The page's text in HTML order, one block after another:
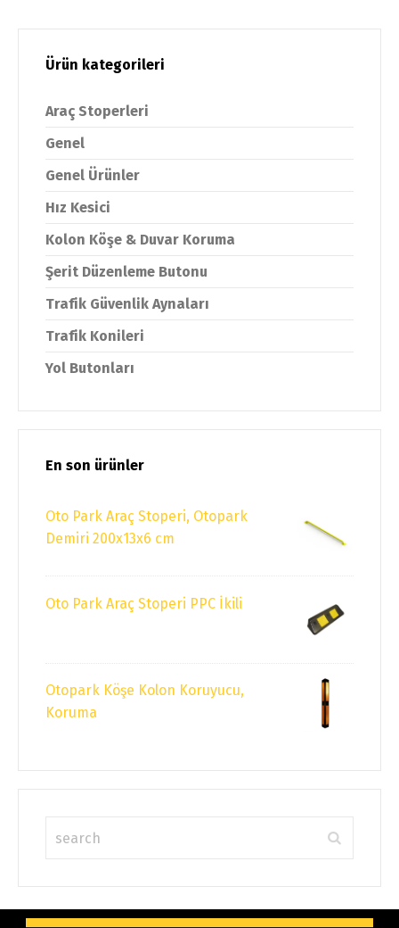
Ürün kategorileri
Araç Stoperleri
Genel
Genel Ürünler
Hız Kesici
Kolon Köşe & Duvar Koruma
Şerit Düzenleme Butonu
Trafik Güvenlik Aynaları
Trafik Konileri
Yol Butonları
En son ürünler
Oto Park Araç Stoperi, Otopark
Demiri 200x13x6 cm
Oto Park Araç Stoperi PPC İkili
Otopark Köşe Kolon Koruyucu,
Koruma